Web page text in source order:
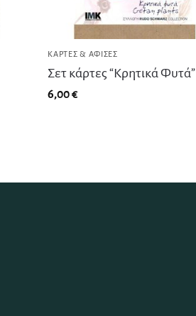
ΚΆΡΤΕΣ & ΑΦΊΣΕΣ
Σετ κάρτες “Κρητικά Φυτά”
6,00€